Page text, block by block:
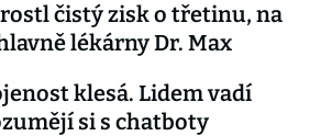
čistý zisk o třetinu, na
lékárny Dr. Max
klesá. Lidem vadí
si s chatboty